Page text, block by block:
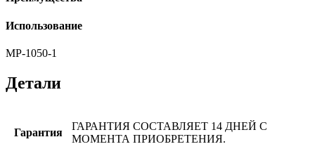
Использование
МР-1050-1
Детали
Гарантия
ГАРАНТИЯ СОСТАВЛЯЕТ 14 ДНЕЙ С
МОМЕНТА ПРИОБРЕТЕНИЯ.